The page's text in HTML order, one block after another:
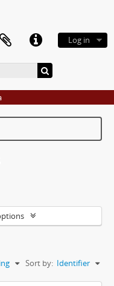
Log in
Sort by: Identifier